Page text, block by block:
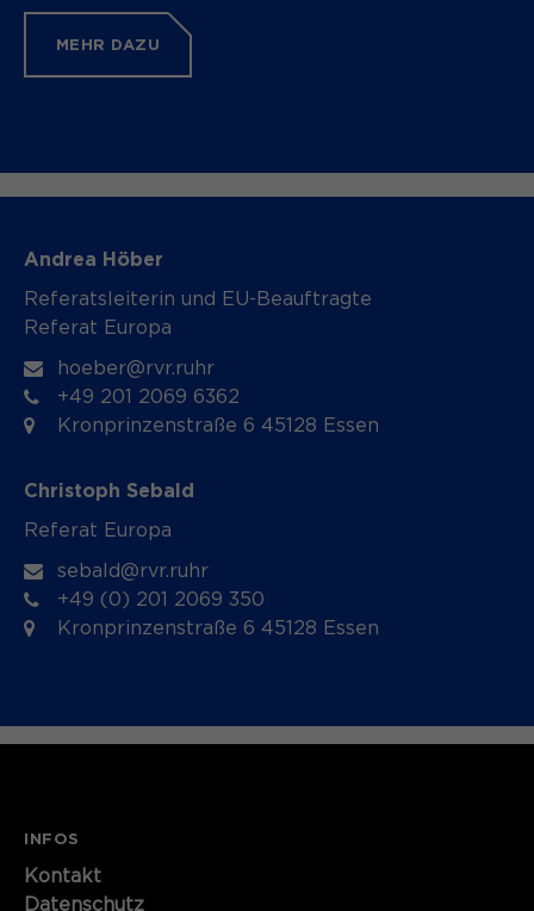
MEHR DAZU
Andrea Höber
Referatsleiterin und EU-Beauftragte
Referat Europa
hoeber@rvr.ruhr
+49 201 2069 6362
Kronprinzenstraße 6 45128 Essen
Christoph Sebald
Referat Europa
sebald@rvr.ruhr
+49 (0) 201 2069 350
Kronprinzenstraße 6 45128 Essen
INFOS
Kontakt
Datenschutz